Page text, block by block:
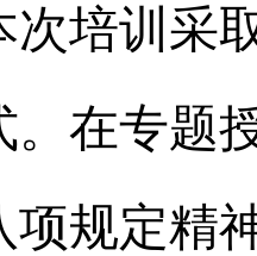
训采取
。在专题
项规定精